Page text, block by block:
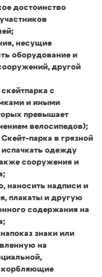
достоинство
несущие
оборудование и
другой
с
и иными
превышает
велосипедов);
парка в грязной
одежду
сооружения и
наносить надписи и
плакаты и другую
содержания на
знаки или
на